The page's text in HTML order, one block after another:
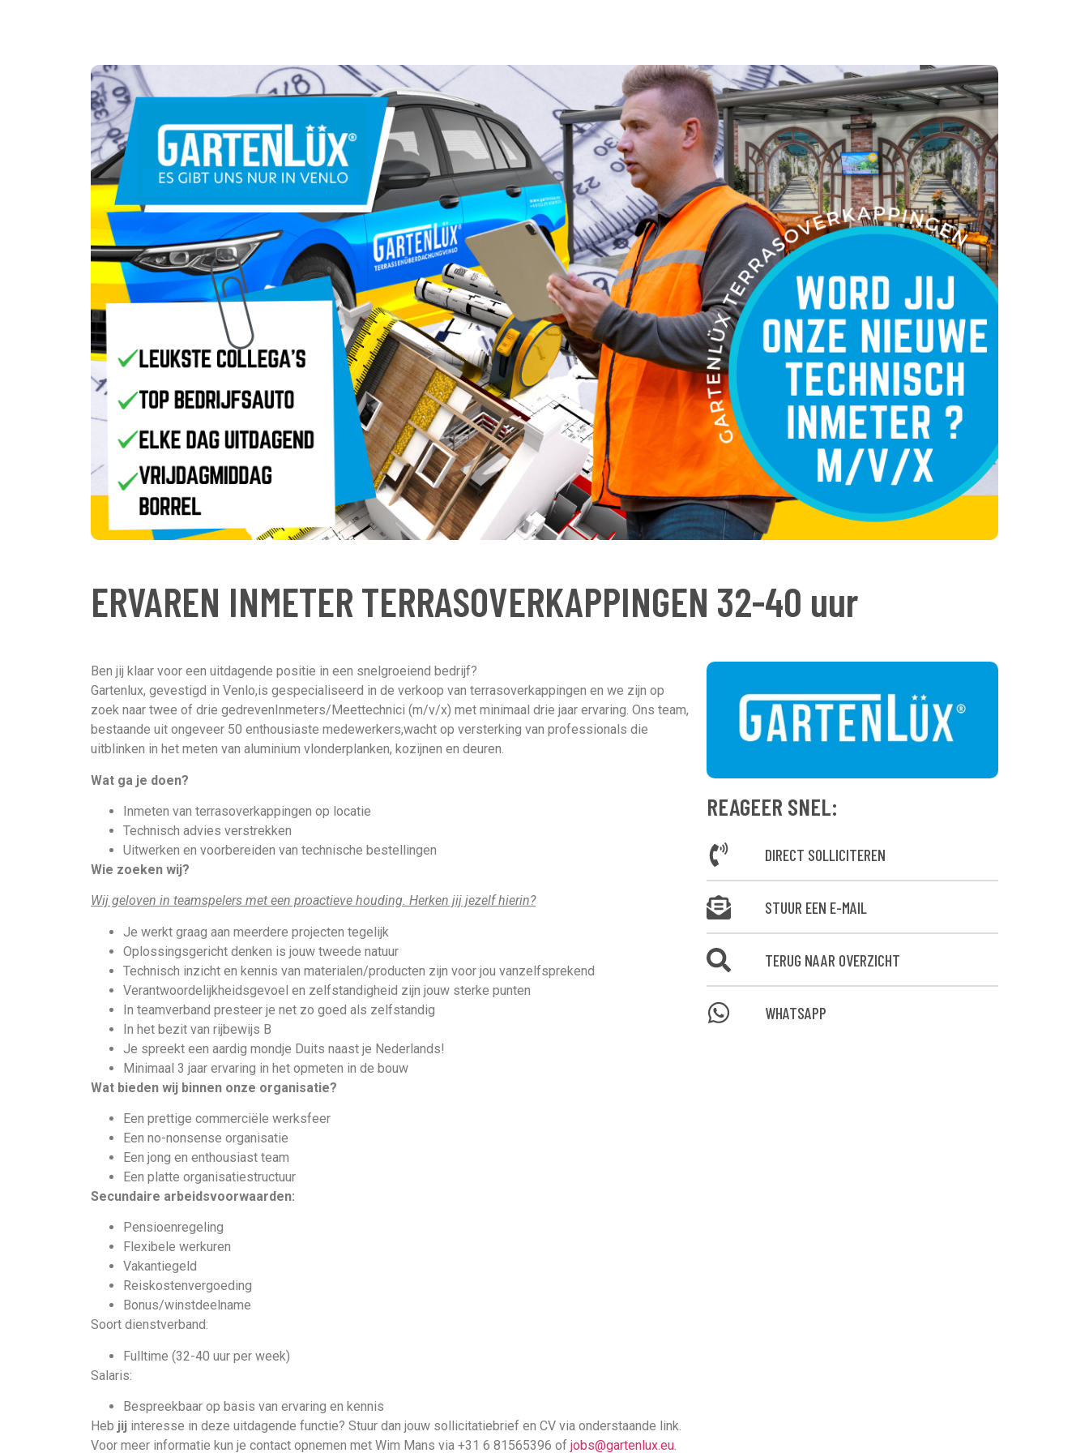
ERVAREN INMETER TERRASOVERKAPPINGEN 32-40 uur
Ben jij klaar voor een uitdagende positie in een snelgroeiend bedrijf?
Gartenlux, gevestigd in Venlo,is gespecialiseerd in de verkoop van terrasoverkappingen en we zijn op
zoek naar twee of drie gedrevenInmeters/Meettechnici (m/v/x) met minimaal drie jaar ervaring. Ons team,
bestaande uit ongeveer 50 enthousiaste medewerkers,wacht op versterking van professionals die
uitblinken in het meten van aluminium vlonderplanken, kozijnen en deuren.
Wat ga je doen?
Inmeten van terrasoverkappingen op locatie
Technisch advies verstrekken
Uitwerken en voorbereiden van technische bestellingen
Wie zoeken wij?
Wij geloven in teamspelers met een proactieve houding. Herken jij jezelf hierin?
Je werkt graag aan meerdere projecten tegelijk
Oplossingsgericht denken is jouw tweede natuur
Technisch inzicht en kennis van materialen/producten zijn voor jou vanzelfsprekend
Verantwoordelijkheidsgevoel en zelfstandigheid zijn jouw sterke punten
In teamverband presteer je net zo goed als zelfstandig
In het bezit van rijbewijs B
Je spreekt een aardig mondje Duits naast je Nederlands!
Minimaal 3 jaar ervaring in het opmeten in de bouw
Wat bieden wij binnen onze organisatie?
Een prettige commerciële werksfeer
Een no-nonsense organisatie
Een jong en enthousiast team
Een platte organisatiestructuur
Secundaire arbeidsvoorwaarden:
Pensioenregeling
Flexibele werkuren
Vakantiegeld
Reiskostenvergoeding
Bonus/winstdeelname
Soort dienstverband:
Fulltime (32-40 uur per week)
Salaris:
Bespreekbaar op basis van ervaring en kennis
Heb jij interesse in deze uitdagende functie? Stuur dan jouw sollicitatiebrief en CV via onderstaande link.
Voor meer informatie kun je contact opnemen met Wim Mans via +31 6 81565396 of jobs@gartenlux.eu.
REAGEER SNEL:
DIRECT SOLLICITEREN
STUUR EEN E-MAIL
TERUG NAAR OVERZICHT
WHATSAPP